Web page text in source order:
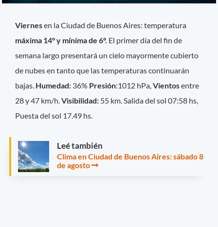
Viernesen la Ciudad de Buenos Aires: temperatura
máxima 14° y mínima de 6º. El primer día del fin de
semana largo presentará un cielo mayormente cubierto
de nubes en tanto que las temperaturas continuarán
bajas. Humedad: 36% Presión:1012 hPa,Vientosentre
28 y 47 km/h. Visibilidad: 55 km. Salida del sol 07:58 hs,
Puesta del sol 17.49 hs.
Leé también
Clima en Ciudad de Buenos Aires: sábado 8
de agosto